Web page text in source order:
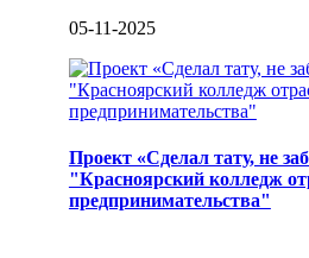
05-11-2025
Проект «Сделал тату, не
"Красноярский колледж
предпринимательства"